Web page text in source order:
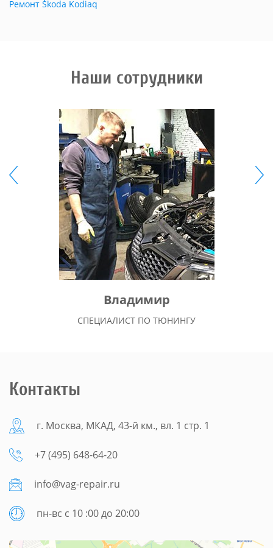
Ремонт Škoda Kodiaq
Наши сотрудники
Владимир
СПЕЦИАЛИСТ ПО ТЮНИНГУ
Контакты
г. Москва, МКАД, 43-й км., вл. 1 стр. 1
+7 (495) 648-64-20
info@vag-repair.ru
пн-вс с 10 :00 до 20:00